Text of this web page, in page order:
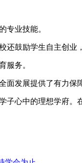
专业技能。
鼓励学生自主创业
服务。
面发展提供了有力保
心中的理想学府